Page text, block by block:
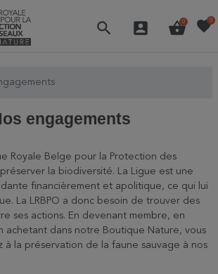
search account_box shopping_basket
0 favorite0
engagements
Royale Belge pour la Protection des
la biodiversité. La Ligue est une
financièrement et apolitique, ce qui lui
La LRBPO a donc besoin de trouver des
ses actions. En devenant membre, en
achetant dans notre Boutique Nature, vous
à la préservation de la faune sauvage à nos